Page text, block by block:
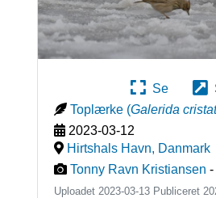
Se
Toplærke (Galerida
2023-03-12
Hirtshals Havn, Danmark
Tonny Ravn Kristiansen -
Uploadet 2023-03-13 Publiceret